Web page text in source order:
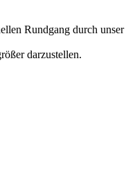
Rundgang durch
darzustellen.